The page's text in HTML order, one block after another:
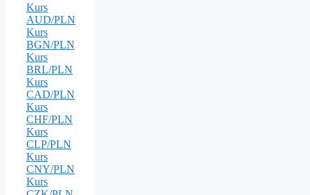
Kurs
AUD/PLN
Kurs
BGN/PLN
Kurs
BRL/PLN
Kurs
CAD/PLN
Kurs
CHF/PLN
Kurs
CLP/PLN
Kurs
CNY/PLN
Kurs